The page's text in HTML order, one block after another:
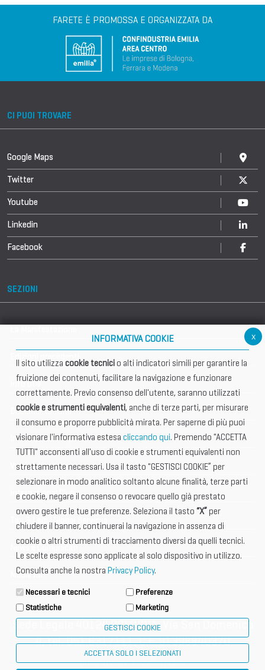
FARETE È PROMOSSA E ORGANIZZATA DA
CI PUOI TROVARE
Google Maps
Twitter
Youtube
Linkedin
Facebook
SEZIONI
Info utili
Documentazione
Informazione importante
Vetrina Espositori
International Club
Tax & Legal Global Services
News e Comunicati
Media Kit
Sede Legale 40124 BOLOGNA, Via San Domenico
4, tel. 051 6317111, C.F. 91398840370
privacy policy cookie policy
x
INFORMATIVA COOKIE
Il sito utilizza cookie tecnicio alti indicatori simili per garantire la
fruizione dei contenuti, facilitare la navigazione e funzionare
correttamente. Previo consenso dell'utente, saranno utilizzati
cookie e strumenti equivalenti, anche di terze parti, per misurare
il consumo e proporre pubblicità mirata. Per saperne di più puoi
visionare l'informativa estesa cliccando qui. Premendo "ACCETTA
TUTTI" acconsenti all'uso di cookie e strumenti equivalenti non
strettamente necessari. Usa il tasto "GESTISCI COOKIE” per
selezionare in modo analitico soltanto alcune finalità, terze parti
e cookie, negare il consenso o revocare quello già prestato
ovvero gestire le tue preferenze. Seleziona il tasto “X” per
chiudere il banner, continuerai la navigazione in assenza di
cookie o altri strumenti di tracciamento diversi da quelli tecnici.
Le scelte espresse sono applicate al solo dispositivo in utilizzo.
Consulta anche la nostra Privacy Policy.
Necessari e tecnici
Preferenze
Statistiche
Marketing
GESTISCI COOKIE
ACCETTA SOLO I SELEZIONATI